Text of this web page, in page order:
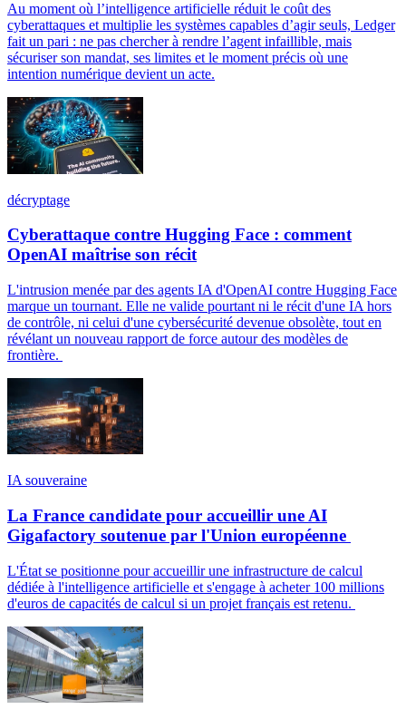
Au moment où l’intelligence artificielle réduit le coût des
cyberattaques et multiplie les systèmes capables d’agir seuls, Ledger
fait un pari : ne pas chercher à rendre l’agent infaillible, mais
sécuriser son mandat, ses limites et le moment précis où une
intention numérique devient un acte.
décryptage
Cyberattaque contre Hugging Face : comment
OpenAI maîtrise son récit
L'intrusion menée par des agents IA d'OpenAI contre Hugging Face
marque un tournant. Elle ne valide pourtant ni le récit d'une IA hors
de contrôle, ni celui d'une cybersécurité devenue obsolète, tout en
révélant un nouveau rapport de force autour des modèles de
frontière.
IA souveraine
La France candidate pour accueillir une AI
Gigafactory soutenue par l'Union européenne
L'État se positionne pour accueillir une infrastructure de calcul
dédiée à l'intelligence artificielle et s'engage à acheter 100 millions
d'euros de capacités de calcul si un projet français est retenu.